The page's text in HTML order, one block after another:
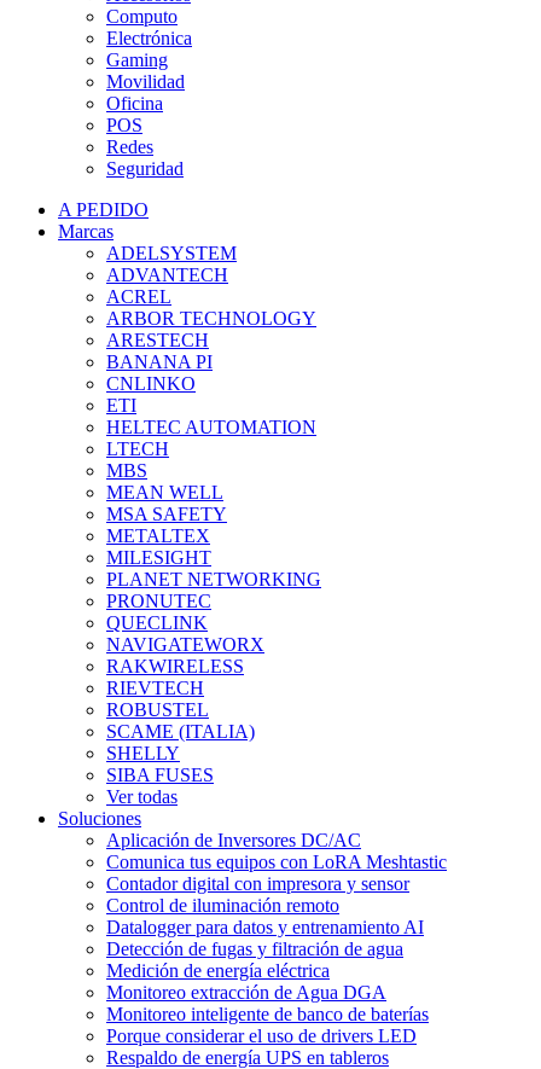
Computo
Electrónica
Gaming
Movilidad
Oficina
POS
Redes
Seguridad
A PEDIDO
Marcas
ADELSYSTEM
ADVANTECH
ACREL
ARBOR TECHNOLOGY
ARESTECH
BANANA PI
CNLINKO
ETI
HELTEC AUTOMATION
LTECH
MBS
MEAN WELL
MSA SAFETY
METALTEX
MILESIGHT
PLANET NETWORKING
PRONUTEC
QUECLINK
NAVIGATEWORX
RAKWIRELESS
RIEVTECH
ROBUSTEL
SCAME (ITALIA)
SHELLY
SIBA FUSES
Ver todas
Soluciones
Aplicación de Inversores DC/AC
Comunica tus equipos con LoRA Meshtastic
Contador digital con impresora y sensor
Control de iluminación remoto
Datalogger para datos y entrenamiento AI
Detección de fugas y filtración de agua
Medición de energía eléctrica
Monitoreo extracción de Agua DGA
Monitoreo inteligente de banco de baterías
Porque considerar el uso de drivers LED
Respaldo de energía UPS en tableros